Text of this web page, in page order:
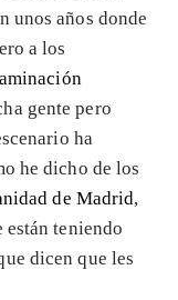
unos años donde
a los
gente pero
ha
he dicho de los
de Madrid,
están teniendo
dicen que les